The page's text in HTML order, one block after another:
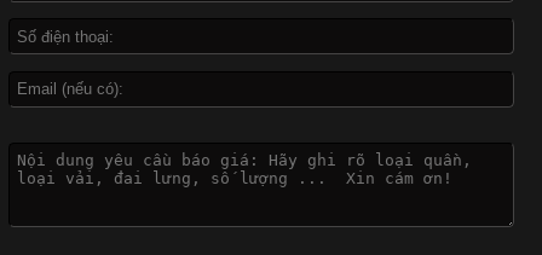
dụng rộng rãi trong sản xuất áo thun, đồ thể thao
Vì Sao Cơ Sở Sản Xuất Quần Lót Nam Ưa Chuộng Vải
Cotton?